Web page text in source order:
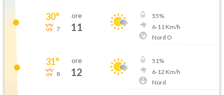
30°
7
ore
11
55%
6-11 Km/h
Nord O
31°
8
ore
12
51%
6-12 Km/h
Nord